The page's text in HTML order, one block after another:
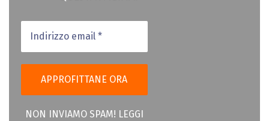
NON INVIAMO SPAM! LEGGI